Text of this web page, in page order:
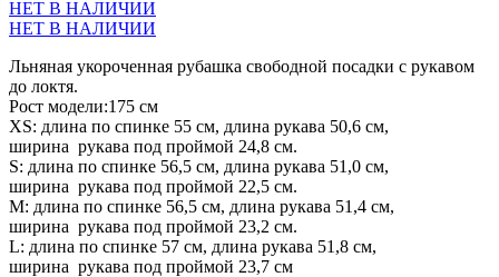
НЕТ В НАЛИЧИИ
НЕТ В НАЛИЧИИ
Льняная укороченная рубашка свободной посадки с рукавом
до локтя.
Рост модели:175 см
XS: длина по спинке 55 см, длина рукава 50,6 см,
ширина рукава под проймой 24,8 см.
S: длина по спинке 56,5 см, длина рукава 51,0 см,
ширина рукава под проймой 22,5 см.
М: длина по спинке 56,5 см, длина рукава 51,4 см,
ширина рукава под проймой 23,2 см.
L: длина по спинке 57 см, длина рукава 51,8 см,
ширина рукава под проймой 23,7 см